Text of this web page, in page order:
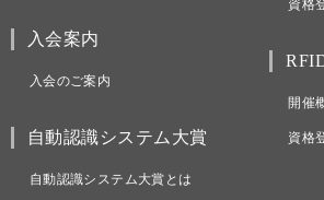
入会案内
入会のご案内
自動認識システム大賞
自動認識システム大賞とは
資格
開催
資格